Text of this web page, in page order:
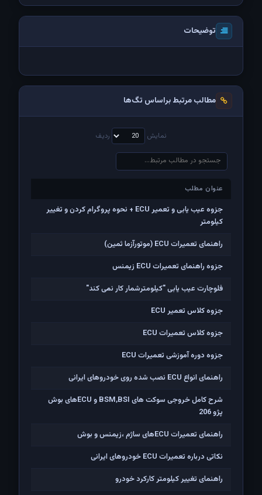
توضیحات
مطالب مرتبط براساس تگ‌ها
نمایش ردیف
عنوان مطلب
عنوان مطلب
جزوه عیب یابی و تعمیر ECU + نحوه پروگرام کردن و تغییر
کیلومتر
راهنمای تعمیرات ECU (موتورآزما ثمین)
جزوه راهنمای تعمیرات ECU زیمنس
فلوچارت عیب یابی "کیلومترشمار کار نمی کند"
جزوه کلاس تعمیر ECU
جزوه کلاس تعمیرات ECU
جزوه دوره آموزشی تعمیرات ECU
راهنمای انواع ECU نصب شده روی خودروهای ایرانی
شرح کامل خروجی سوکت های BSM,BSI و ECUهای بوش
پژو 206
راهنمای تعمیرات ECUهای ساژم ،زیمنس و بوش
نکاتی درباره تعمیرات ECU خودروهای ایرانی
راهنمای تغییر کیلومتر کارکرد خودرو